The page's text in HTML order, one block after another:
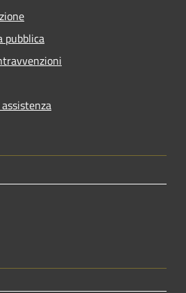
pubblica